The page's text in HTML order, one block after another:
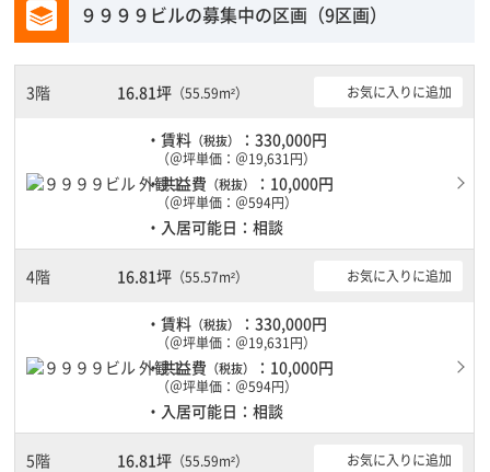
９９９９ビルの募集中の区画（9区画）
3階 16.81坪（55.59m²） お気に入りに追加
・賃料 （税抜） ：330,000円
（＠坪単価：＠19,631円）
・共益費 （税抜） ：10,000円
（＠坪単価：＠594円）
・入居可能日：相談
4階 16.81坪（55.57m²） お気に入りに追加
・賃料 （税抜） ：330,000円
（＠坪単価：＠19,631円）
・共益費 （税抜） ：10,000円
（＠坪単価：＠594円）
・入居可能日：相談
5階 16.81坪（55.59m²） お気に入りに追加